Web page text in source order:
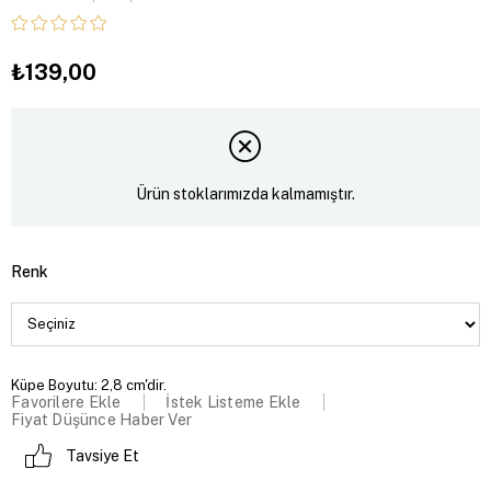
₺139,00
Ürün stoklarımızda kalmamıştır.
Renk
Küpe Boyutu: 2,8 cm'dir.
Favorilere Ekle
İstek Listeme Ekle
Fiyat Düşünce Haber Ver
Tavsiye Et